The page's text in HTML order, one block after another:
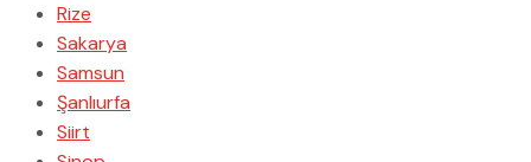
Rize
Sakarya
Samsun
Şanlıurfa
Siirt